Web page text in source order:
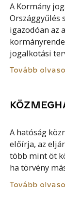
A Kormány
Országgyűlés
igazodóan az
jogalkotási
Tovább
A hatóság
előírja, az
több mint öt
ha törvény
Tovább